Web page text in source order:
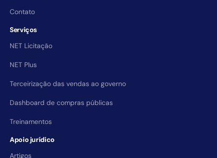
Contato
Serviços
NET Licitação
NET Plus
Terceirização das vendas ao governo
Dashboard de compras públicas
Treinamentos
Apoio jurídico
Artigos